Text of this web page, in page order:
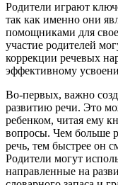
Родители играют
так как именно они
помощниками для
участие родителей
коррекции речевых
эффективному
Во-первых, важно
развитию речи. Это
ребенком, читая ему
вопросы. Чем больше
речь, тем быстрее он
Родители могут
направленные на